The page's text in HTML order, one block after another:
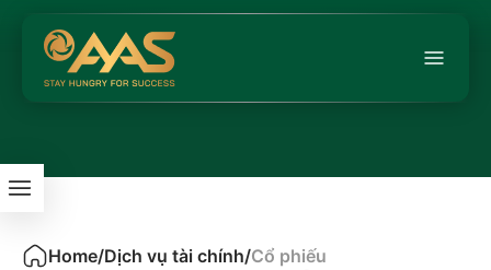
Home/Dịch vụ tài chính/Cổ phiếu